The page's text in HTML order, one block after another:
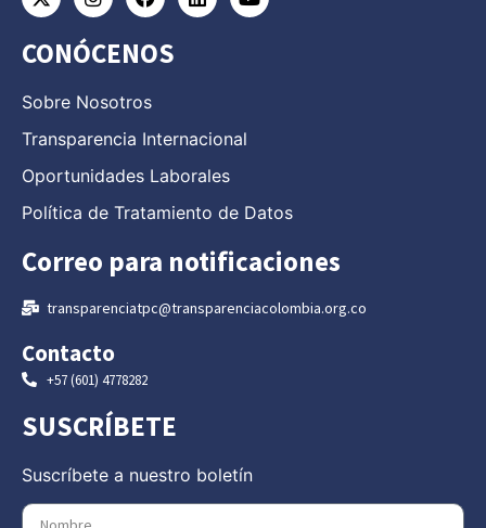
CONÓCENOS
Sobre Nosotros
Transparencia Internacional
Oportunidades Laborales
Política de Tratamiento de Datos
Correo para notificaciones
transparenciatpc@transparenciacolombia.org.co
Contacto
+57 (601) 4778282
SUSCRÍBETE
Suscríbete a nuestro boletín